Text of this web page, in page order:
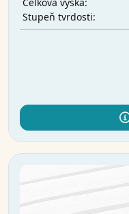
Stupeň tvrdosti: